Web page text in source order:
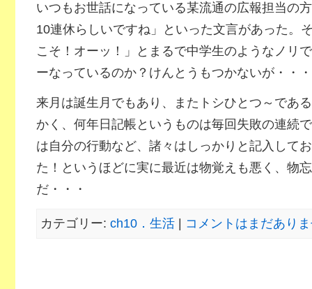
いつもお世話になっている某流通の広報担当の
10連休らしいですね」といった文言があった。
こそ！オーッ！」とまるで中学生のようなノリ
ーなっているのか？けんとうもつかないが・・・
来月は誕生月でもあり、またトシひとつ～であ
かく、何年日記帳というものは毎回失敗の連続
は自分の行動など、諸々はしっかりと記入して
た！というほどに実に最近は物覚えも悪く、物
だ・・・
カテゴリー: ch10．生活| コメントはまだあり